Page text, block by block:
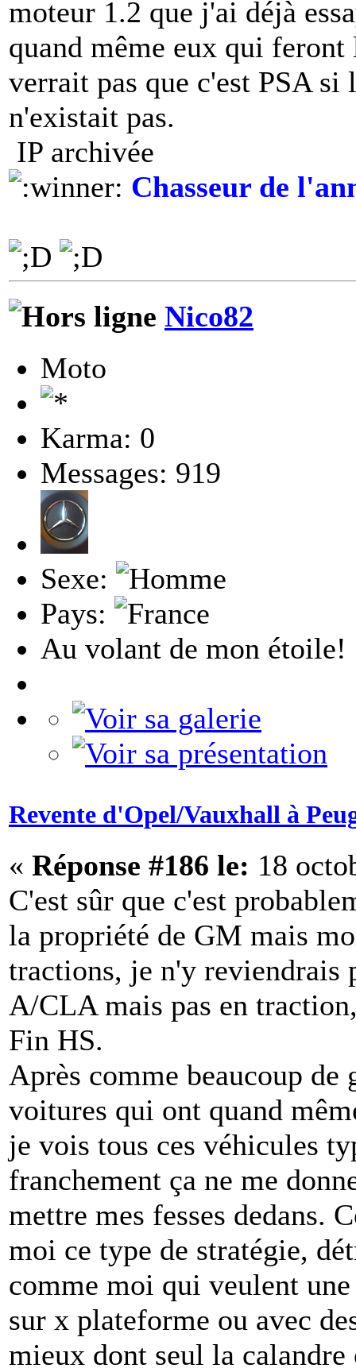
moteur 1.2 que j'ai déjà
quand même eux qui feront
verrait pas que c'est PSA
n'existait pas.
IP archivée
Chasseur de
Nico82
Moto
Karma: 0
Messages: 919
Sexe:
Pays:
Au volant de mon étoile!
Revente d'Opel/Vauxhall à
« Réponse #186 le: 18
C'est sûr que c'est
la propriété de GM mais
tractions, je n'y reviendrais
A/CLA mais pas en
Fin HS.
Après comme beaucoup de
voitures qui ont quand
je vois tous ces véhicules
franchement ça ne me
mettre mes fesses dedans.
moi ce type de stratégie,
comme moi qui veulent
sur x plateforme ou avec
mieux dont seul la calandre